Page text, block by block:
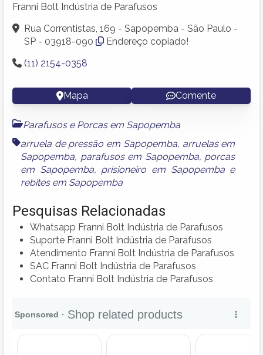
Franni Bolt Indústria de Parafusos
Rua Correntistas, 169 - Sapopemba - São Paulo -
SP - 03918-090
Endereço copiado!
(11) 2154-0358
Mapa Comente
Parafusos e Porcas em Sapopemba
arruela de pressão em Sapopemba, arruelas em
Sapopemba, parafusos em Sapopemba, porcas
em Sapopemba, prisioneiro em Sapopembae
rebites em Sapopemba
Pesquisas Relacionadas
Whatsapp Franni Bolt Indústria de Parafusos
Suporte Franni Bolt Indústria de Parafusos
Atendimento Franni Bolt Indústria de Parafusos
SAC Franni Bolt Indústria de Parafusos
Contato Franni Bolt Indústria de Parafusos